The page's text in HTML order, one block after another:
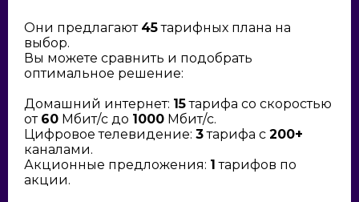
Они предлагают 45тарифных плана на
выбор.
Вы можете сравнить и подобрать
оптимальное решение:
Домашний интернет: 15тарифа со скоростью
от 60 Мбит/с до 1000 Мбит/с.
Цифровое телевидение: 3тарифа с 200+
каналами.
Акционные предложения: 1 тарифов по
акции.